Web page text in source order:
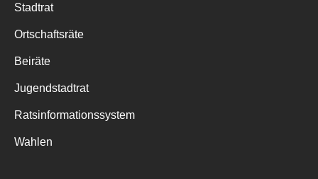
Stadtrat
Ortschaftsräte
Beiräte
Jugendstadtrat
Ratsinformationssystem
Wahlen